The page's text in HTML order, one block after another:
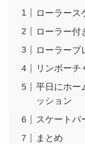
ローラース
ローラー付
ローラーブ
リンボーチ
平日にホー
ッション
スケートパ
まとめ